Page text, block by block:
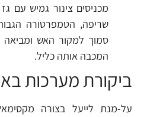
מכניסים צינור גמיש עם
שריפה, הטמפרטורה
סמוך למקור האש ומביאה
המכבה אותה כליל.
ביקורת מערכות
על-מנת לייעל בצורה